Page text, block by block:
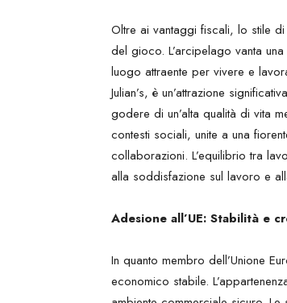
Oltre ai vantaggi fiscali, lo stile
del gioco. L’arcipelago vanta
luogo attraente per vivere e
Julian’s, è un’attrazione
godere di un’alta qualità di vita
contesti sociali, unite a una
collaborazioni. L’equilibrio tra
alla soddisfazione sul lavoro e
Adesione all’UE: Stabilità e
In quanto membro dell’Unione
economico stabile.